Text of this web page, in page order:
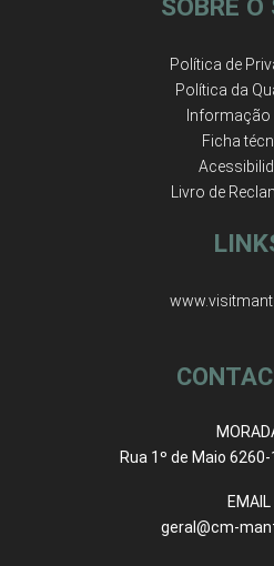
SOBRE
Política de
Política da
Informação
Ficha
Livro de
Rua 1º de Maio
EMAIL
geral@cm-